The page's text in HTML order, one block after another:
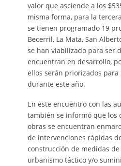
valor que asciende a los
misma forma, para la
se tienen programado 19
Becerril, La Mata, San
se han viabilizado para ser
encuentran en desarrollo,
ellos serán priorizados para
durante este año.
En este encuentro con las
también se informó que los
obras se encuentran
de intervenciones rápidas
construcción de medidas
urbanismo táctico y/o